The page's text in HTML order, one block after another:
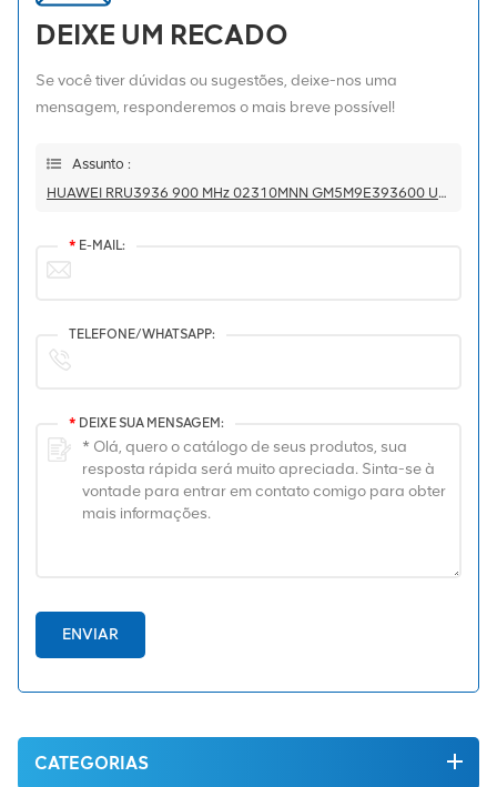
DEIXE UM RECADO
Se você tiver dúvidas ou sugestões, deixe-nos uma
mensagem, responderemos o mais breve possível!
Assunto :
HUAWEI RRU3936 900 MHz 02310MNN GM5M9E393600 Unidade RF
* E-MAIL:
TELEFONE/WHATSAPP:
* DEIXE SUA MENSAGEM:
ENVIAR
CATEGORIAS